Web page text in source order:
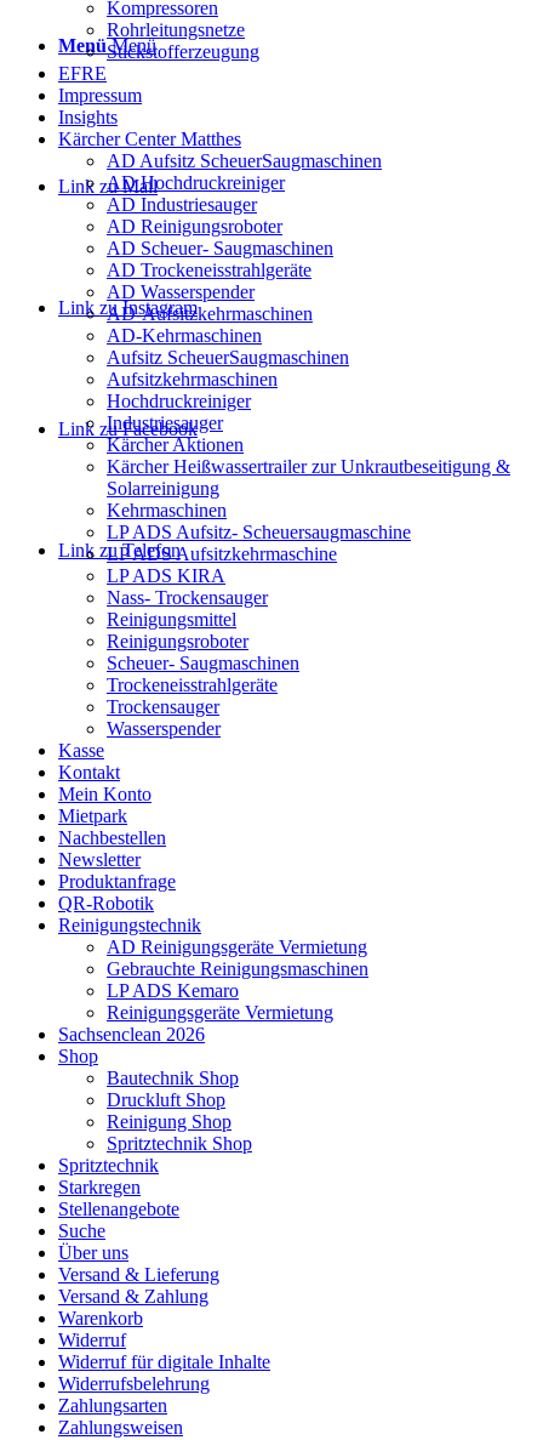
Menü Menü
Link zu Mail
Link zu Instagram
Link zu Facebook
Link zu Telefon
Kompressoren
Rohrleitungsnetze
Stickstofferzeugung
EFRE
Impressum
Insights
Kärcher Center Matthes
AD Aufsitz ScheuerSaugmaschinen
AD Hochdruckreiniger
AD Industriesauger
AD Reinigungsroboter
AD Scheuer- Saugmaschinen
AD Trockeneisstrahlgeräte
AD Wasserspender
AD-Aufsitzkehrmaschinen
AD-Kehrmaschinen
Aufsitz ScheuerSaugmaschinen
Aufsitzkehrmaschinen
Hochdruckreiniger
Industriesauger
Kärcher Aktionen
Kärcher Heißwassertrailer zur Unkrautbeseitigung &
Solarreinigung
Kehrmaschinen
LP ADS Aufsitz- Scheuersaugmaschine
LP ADS Aufsitzkehrmaschine
LP ADS KIRA
Nass- Trockensauger
Reinigungsmittel
Reinigungsroboter
Scheuer- Saugmaschinen
Trockeneisstrahlgeräte
Trockensauger
Wasserspender
Kasse
Kontakt
Mein Konto
Mietpark
Nachbestellen
Newsletter
Produktanfrage
QR-Robotik
Reinigungstechnik
AD Reinigungsgeräte Vermietung
Gebrauchte Reinigungsmaschinen
LP ADS Kemaro
Reinigungsgeräte Vermietung
Sachsenclean 2026
Shop
Bautechnik Shop
Druckluft Shop
Reinigung Shop
Spritztechnik Shop
Spritztechnik
Starkregen
Stellenangebote
Suche
Über uns
Versand & Lieferung
Versand & Zahlung
Warenkorb
Widerruf
Widerruf für digitale Inhalte
Widerrufsbelehrung
Zahlungsarten
Zahlungsweisen